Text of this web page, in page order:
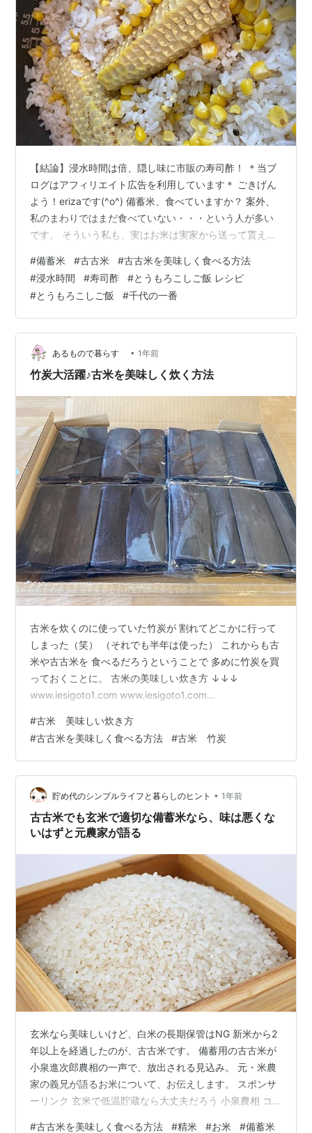
【結論】浸水時間は倍、隠し味に市販の寿司酢！ ＊当ブ
ログはアフィリエイト広告を利用しています＊ ごきげん
よう！erizaです(^o^) 備蓄米、食べていますか？ 案外、
私のまわりではまだ食べていない・・・という人が多い
です。 そういう私も、実はお米は実家から送って貰える
は続く感じですので、今後のためにも美味しく食べる方
法を確立しておきたいと思った次第。 今回は【浸水時
間】を変えたらさらに美味しくなりました～というお話
です。 初めて備蓄米を食べた時は、浸水時間は30分でし
た⇩ それから、試行錯誤！ 備蓄米（古古米）のおすすめ
の炊き方 最低でも【浸…
#備蓄米 #古古米 #古古米を美味しく食べる方法
#浸水時間 #寿司酢 #とうもろこしご飯 レシピ
#とうもろこしご飯 #千代の一番
あるもので暮らす • 1年前
竹炭大活躍♪古米を美味しく炊く方法
古米を炊くのに使っていた竹炭が 割れてどこかに行って
しまった（笑） （それでも半年は使った） これからも古
米や古古米を 食べるだろうということで 多めに竹炭を買
っておくことに。 古米の美味しい炊き方 ↓↓↓
www.iesigoto1.com www.iesigoto1.com
にお米を備蓄してたんだけど 初めは買ってすぐにアルミ
袋に 脱酸素剤を入れて真空で保存・・ という感じでキッ
チリやってたんです。 あとは布団袋にカイロとかね。 で
もちょっとした量ともなると 管理もどんどんずさんにな
りまして 無洗米を買ったまま放置・・(…
#古米 美味しい炊き方
#古古米を美味しく食べる方法 #古米 竹炭
貯め代のシンプルライフと暮らしのヒント • 1年前
古古米でも玄米で適切な備蓄米なら、味は悪くな
いはずと元農家が語る
玄米なら美味しいけど、白米の長期保管はNG 新米から2
年以上を経過したのが、古古米です。 備蓄用の古古米が
小泉進次郎農相の一声で、放出される見込み。 元・米農
家の義兄が語るお米について、お伝えします。 スポンサ
ーリンク 玄米で低温貯蔵なら大丈夫だろう 小泉農相 コ
#古古米を美味しく食べる方法 #精米 #お米 #備蓄米